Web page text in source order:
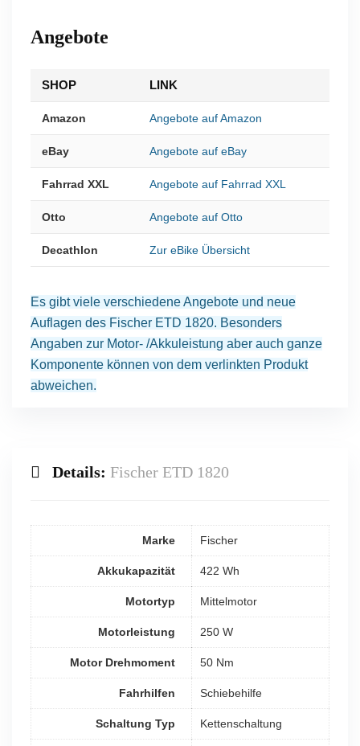
Angebote
SHOP LINK
Amazon Angebote auf Amazon
eBay Angebote auf eBay
Fahrrad XXL Angebote auf Fahrrad XXL
Otto Angebote auf Otto
Decathlon Zur eBike Übersicht
Es gibt viele verschiedene Angebote und neue
Auflagen des Fischer ETD 1820. Besonders
Angaben zur Motor- /Akkuleistung aber auch ganze
Komponente können von dem verlinkten Produkt
abweichen.
Details: Fischer ETD 1820
Marke Fischer
Akkukapazität 422 Wh
Motortyp Mittelmotor
Motorleistung 250 W
Motor Drehmoment 50 Nm
Fahrhilfen Schiebehilfe
Schaltung Typ Kettenschaltung